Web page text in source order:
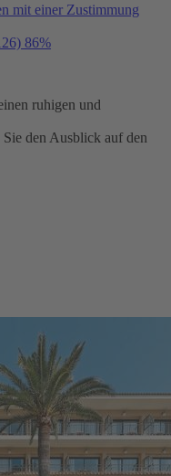
mit einer Zustimmung
86%
ruhigen und
den Ausblick auf den